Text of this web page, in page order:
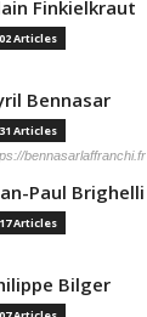
Finkielkraut
Articles
Bennasar
Articles
bennasarlaffranchi.fr
Paul Brighelli
Articles
Bilger